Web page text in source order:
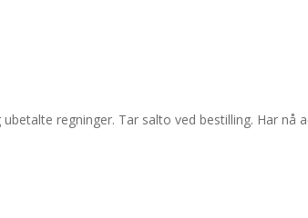
regninger. Tar salto ved bestilling. Har nå